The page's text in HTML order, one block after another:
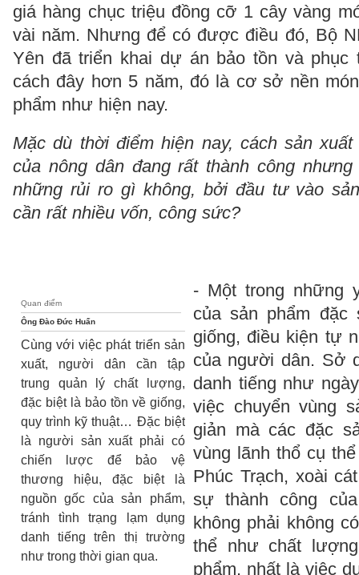
giá hàng chục triệu đồng cỡ 1 cây vàng
vài năm. Nhưng để có được điều đó, Bộ
Yên đã triển khai dự án bảo tồn và phục
cách đây hơn 5 năm, đó là cơ sở nền
phẩm như hiện nay.
Mặc dù thời điểm hiện nay, cách sản
của nông dân đang rất thành công
những rủi ro gì không, bởi đầu tư vào
cần rất nhiều vốn, công sức?
Quan điểm
Ông Đào Đức Huấn
Cùng với việc phát triển sản
xuất, người dân cần tập
trung quản lý chất lượng,
đặc biệt là bảo tồn về giống,
quy trình kỹ thuật… Đặc biệt
là người sản xuất phải có
chiến lược để bảo vệ
thương hiệu, đặc biệt là
nguồn gốc của sản phẩm,
tránh tình trạng lạm dụng
danh tiếng trên thị trường
như trong thời gian qua.
- Một trong những
của sản phẩm
giống, điều kiện tự
của người dân. Sở
danh tiếng như
việc chuyển vùng
giản mà các đặc
vùng lãnh thổ cụ
Phúc Trạch, xoài
sự thành công
không phải không
thể như chất
phẩm, nhất là việc